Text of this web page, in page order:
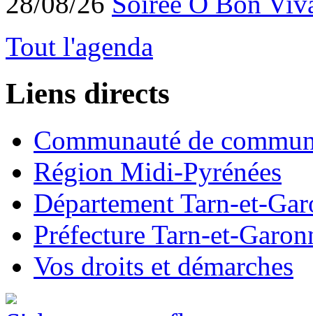
Tout l'agenda
Liens directs
Communauté de
Région Midi-Pyrénées
Département Tarn-et-
Préfecture Tarn-et-
Vos droits et démarches